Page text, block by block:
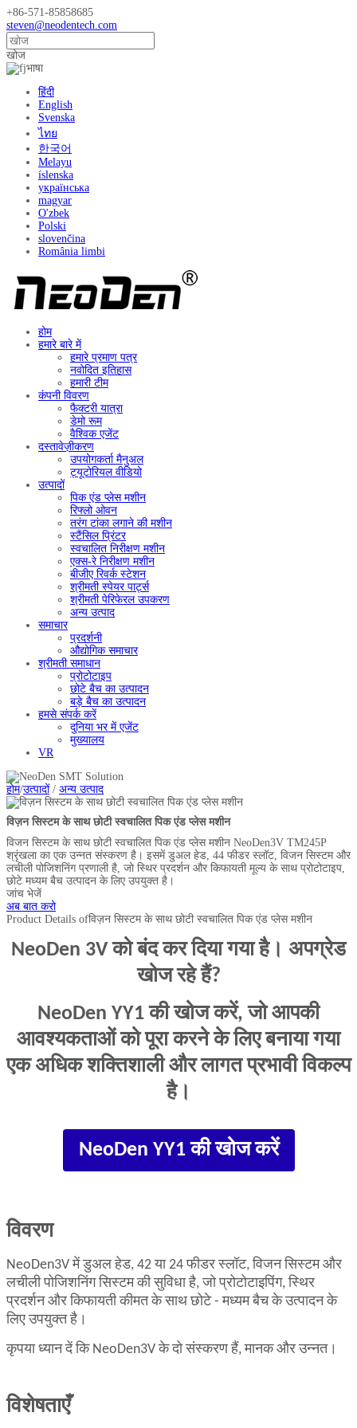
+86-571-85858685
steven@neodentech.com
खोज
भाषा
हिंदी
English
Svenska
ไทย
한국어
Melayu
íslenska
українська
magyar
O'zbek
Polski
slovenčina
România limbi
होम
हमारे बारे में
हमारे प्रमाण पत्र
नवोदित इतिहास
हमारी टीम
कंपनी विवरण
फैक्टरी यात्रा
डेमो रूम
वैश्विक एजेंट
दस्तावेज़ीकरण
उपयोगकर्ता मैनुअल
ट्यूटोरियल वीडियो
उत्पादों
पिक एंड प्लेस मशीन
रिफ्लो ओवन
तरंग टांका लगाने की मशीन
स्टैंसिल प्रिंटर
स्वचालित निरीक्षण मशीन
एक्स-रे निरीक्षण मशीन
बीजीए रिवर्क स्टेशन
श्रीमती स्पेयर पार्ट्स
श्रीमती पेरिफेरल उपकरण
अन्य उत्पाद
समाचार
प्रदर्शनी
औद्योगिक समाचार
श्रीमती समाधान
प्रोटोटाइप
छोटे बैच का उत्पादन
बड़े बैच का उत्पादन
हमसे संपर्क करें
दुनिया भर में एजेंट
मुख्यालय
VR
होम/उत्पादों / अन्य उत्पाद
विज़न सिस्टम के साथ छोटी स्वचालित पिक एंड प्लेस मशीन
विजन सिस्टम के साथ छोटी स्वचालित पिक एंड प्लेस मशीन NeoDen3V TM245P
श्रृंखला का एक उन्नत संस्करण है। इसमें डुअल हेड, 44 फीडर स्लॉट, विजन सिस्टम और
लचीली पोजिशनिंग प्रणाली है, जो स्थिर प्रदर्शन और किफायती मूल्य के साथ प्रोटोटाइप,
छोटे मध्यम बैच उत्पादन के लिए उपयुक्त है।
जांच भेजें
अब बात करो
Product Details ofविज़न सिस्टम के साथ छोटी स्वचालित पिक एंड प्लेस मशीन
NeoDen 3V को बंद कर दिया गया है। अपग्रेड
खोज रहे हैं?
NeoDen YY1 की खोज करें, जो आपकी
आवश्यकताओं को पूरा करने के लिए बनाया गया
एक अधिक शक्तिशाली और लागत प्रभावी विकल्प
है।
NeoDen YY1 की खोज करें
विवरण
NeoDen3V में डुअल हेड, 42 या 24 फीडर स्लॉट, विजन सिस्टम और
लचीली पोजिशनिंग सिस्टम की सुविधा है, जो प्रोटोटाइपिंग, स्थिर
प्रदर्शन और किफायती कीमत के साथ छोटे - मध्यम बैच के उत्पादन के
लिए उपयुक्त है।
कृपया ध्यान दें कि NeoDen3V के दो संस्करण हैं, मानक और उन्नत।
विशेषताएँ